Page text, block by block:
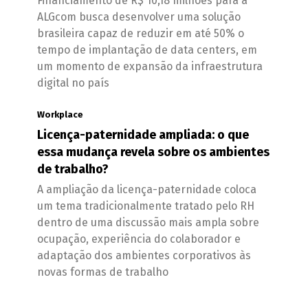
ALGcom busca desenvolver uma solução
brasileira capaz de reduzir em até 50% o
tempo de implantação de data centers, em
um momento de expansão da infraestrutura
digital no país
Workplace
Licença-paternidade ampliada: o que
essa mudança revela sobre os ambientes
de trabalho?
A ampliação da licença-paternidade coloca
um tema tradicionalmente tratado pelo RH
dentro de uma discussão mais ampla sobre
ocupação, experiência do colaborador e
adaptação dos ambientes corporativos às
novas formas de trabalho